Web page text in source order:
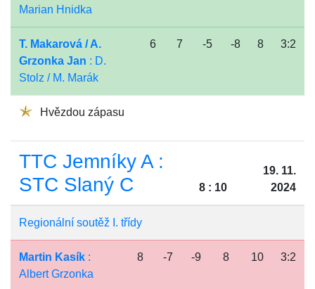
Marian Hnidka
T. Makarová / A.
Grzonka Jan : D.
Stolz / M. Marák
6 7 -5 -8 8 3:2
Hvězdou zápasu
TTC Jemníky A :
STC Slaný C
8 : 10
19. 11.
2024
Regionální soutěž I. třídy
Martin Kasík :
Albert Grzonka
8 -7 -9 8 10 3:2